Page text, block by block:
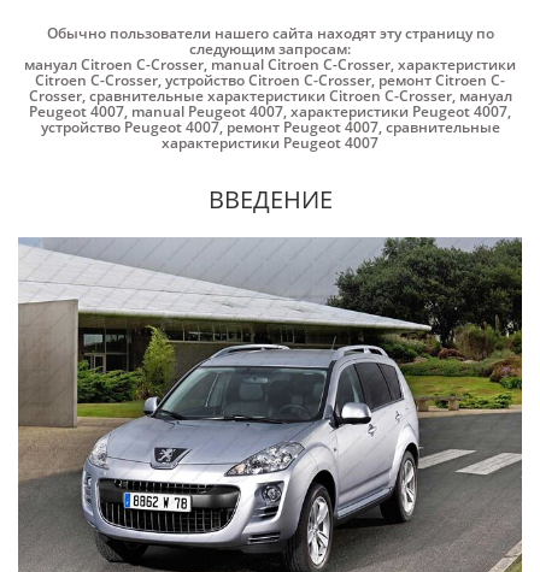
Обычно пользователи нашего сайта находят эту страницу по
следующим запросам:
мануал Citroen C-Crosser, manual Citroen C-Crosser,характеристики
Citroen C-Crosser,устройство Citroen C-Crosser, ремонт Citroen C-
Crosser,сравнительные характеристики Citroen C-Crosser, мануал
Peugeot 4007, manual Peugeot 4007,характеристики Peugeot 4007,
устройство Peugeot 4007, ремонт Peugeot 4007,сравнительные
характеристики Peugeot 4007
ВВЕДЕНИЕ